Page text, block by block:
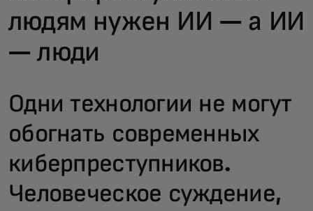
Новости и тренды
людям нужен ИИ — а ИИ
— люди
Одни технологии не могут
обогнать современных
киберпреступников.
Человеческое суждение,